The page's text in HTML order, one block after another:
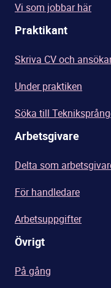
Vi som jobbar här
Praktikant
Skriva CV och
Under praktiken
Söka till
Arbetsgivare
Delta som
För handledare
Arbetsuppgifter
Övrigt
På gång